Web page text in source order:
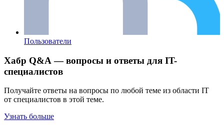
Пользователи
Хабр Q&A — вопросы и ответы для IT-
специалистов
Получайте ответы на вопросы по любой теме из области IT
от специалистов в этой теме.
Узнать больше